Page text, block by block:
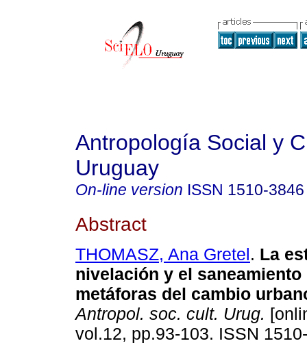
Antropología Social y
Uruguay
On-line version ISSN 1510-3846
Abstract
THOMASZ, Ana Gretel. La
nivelación y el saneamiento
metáforas del cambio
Antropol. soc. cult. Urug.
vol.12, pp.93-103. ISSN